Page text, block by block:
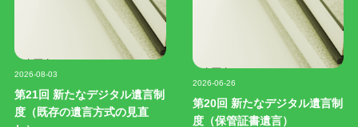
2026-08-03
第21回 新たなデジタル遺言制
度（既存の遺言方式の見直
2026-06-26
第20回 新たなデジタル遺言制
度（保管証書遺言）